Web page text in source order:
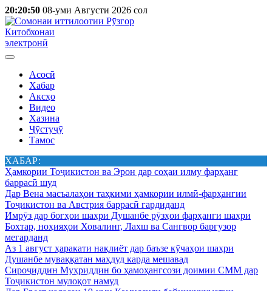
20:20:50 08-уми Августи 2026 сол
Китобхонаи
электронӣ
Асосӣ
Хабар
Аксҳо
Видео
Хазина
Ҷӯстуҷӯ
Тамос
ХАБАР:
Ҳамкории Тоҷикистон ва Эрон дар соҳаи илму фарҳанг
баррасӣ шуд
Дар Вена масъалаҳои таҳкими ҳамкории илмӣ-фарҳангии
Тоҷикистон ва Австрия баррасӣ гардиданд
Имрӯз дар боғҳои шаҳри Душанбе рӯзҳои фарҳанги шаҳри
Бохтар, ноҳияҳои Ховалинг, Лахш ва Сангвор баргузор
мегарданд
Аз 1 август ҳаракати нақлиёт дар баъзе кӯчаҳои шаҳри
Душанбе муваққатан маҳдуд карда мешавад
Сироҷиддин Муҳриддин бо ҳамоҳангсози доимии СММ дар
Тоҷикистон мулоқот намуд